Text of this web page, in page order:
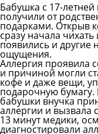
Бабушка с 17-летней
получили от
подарками. Открыв
сразу начала чихать
появились и другие
ощущения.
Аллергия проявила
и причиной могли
кофе и даже вещи,
подарочную бумагу.
бабушки внучка
аллергии и вызвала
13 минут медики,
диагностировали